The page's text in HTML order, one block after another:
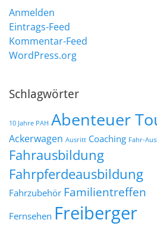
Anmelden
Eintrags-Feed
Kommentar-Feed
WordPress.org
Schlagwörter
10 Jahre PAH Abenteuer
Ackerwagen Ausritt Coaching Fahr-
Fahrausbildung
Fahrpferdeausbildung
Fahrzubehör Familientreffen
Fernsehen Freiberger